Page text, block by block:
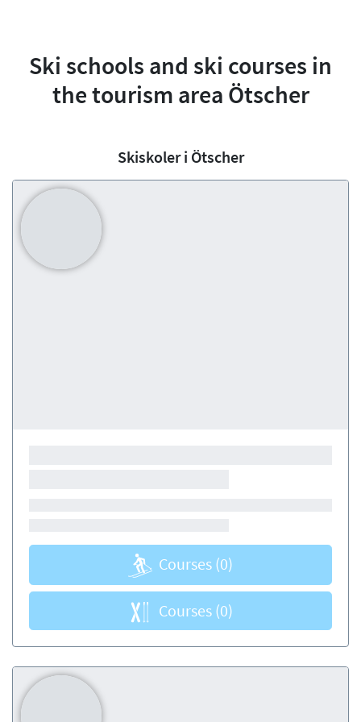
Ski schools and ski courses in
the tourism area Ötscher
Skiskoler i Ötscher
Courses (0)
Courses (0)